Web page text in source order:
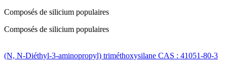
Composés de silicium populaires
Composés de silicium populaires
(N, N-Diéthyl-3-aminopropyl) triméthoxysilane CAS : 41051-80-3